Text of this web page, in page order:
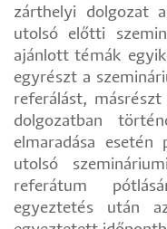
zárthelyi dolgozat
utolsó előtti
ajánlott témák
egyrészt a
referálást,
dolgozatban
elmaradása
utolsó
referátum
egyeztetés után